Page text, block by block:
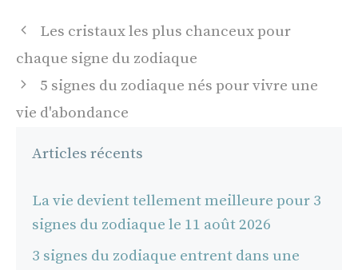
Navigation
des
Les cristaux les plus chanceux pour
chaque signe du zodiaque
5 signes du zodiaque nés pour vivre une
vie d'abondance
Articles récents
La vie devient tellement meilleure pour 3
signes du zodiaque le 11 août 2026
3 signes du zodiaque entrent dans une